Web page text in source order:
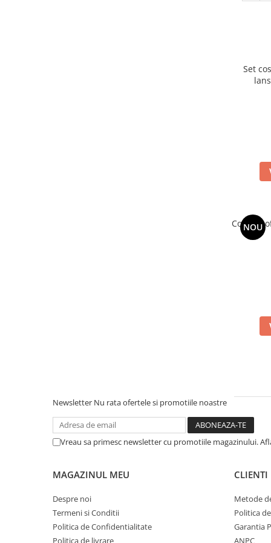
Set
NOU
Costum
Newsletter Nu rata ofertele si promotiile noastre
Vreau sa primesc newsletter cu promotiile magazinului.
MAGAZINUL MEU
Despre noi
Termeni si Conditii
Politica de Confidentialitate
Politica de livrare
CLIENTI
Metode
Politica
Garantia
ANPC